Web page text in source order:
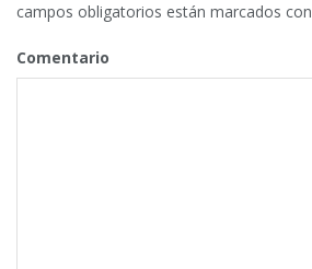
campos obligatorios están marcados con
Comentario